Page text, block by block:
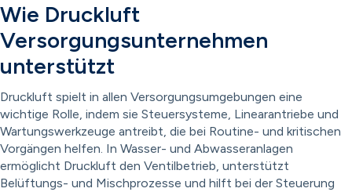
Wie Druckluft
Versorgungsunternehmen
unterstützt
Druckluft spielt in allen Versorgungsumgebungen eine
wichtige Rolle, indem sie Steuersysteme, Linearantriebe und
Wartungswerkzeuge antreibt, die bei Routine- und kritischen
Vorgängen helfen. In Wasser- und Abwasseranlagen
ermöglicht Druckluft den Ventilbetrieb, unterstützt
Belüftungs- und Mischprozesse und hilft bei der Steuerung